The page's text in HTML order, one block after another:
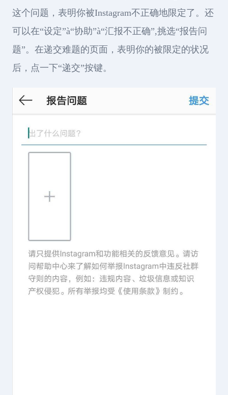
这个问题，表明你被Instagram不正确地限定了。还
可以在“设定”à“协助”à“汇报不正确”,挑选“报告问
题”。在递交难题的页面，表明你的被限定的状况
后，点一下“递交”按键。